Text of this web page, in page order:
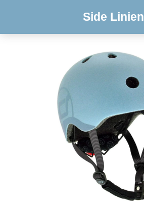
Side Linien